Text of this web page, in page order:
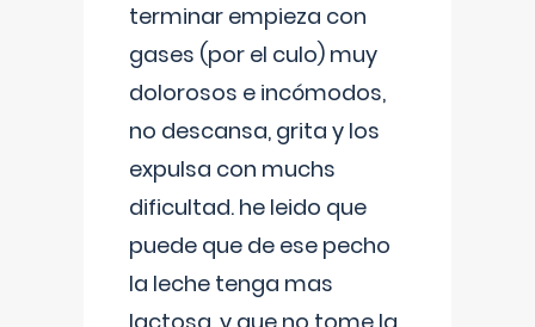
terminar empieza con
gases (por el culo) muy
dolorosos e incómodos,
no descansa, grita y los
expulsa con muchs
dificultad. he leido que
puede que de ese pecho
la leche tenga mas